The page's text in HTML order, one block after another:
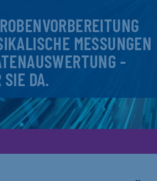
MESSUNGEN
-
SIE DA.